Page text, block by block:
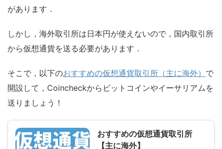
があります．
しかし，海外取引所は日本円が使えないので，国内取引所
から仮想通貨を送る必要があります．
そこで，以下のおすすめの仮想通貨取引所（主に海外） で
開設して，Coincheckからビットコインやイーサリアムを
送りましょう！
おすすめの仮想通貨取引所
【主に海外】